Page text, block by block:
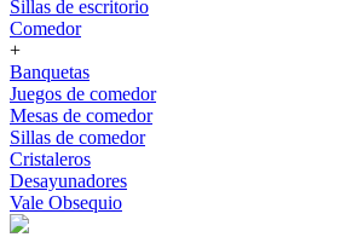
Sillas de escritorio
Comedor
+
Banquetas
Juegos de comedor
Mesas de comedor
Sillas de comedor
Cristaleros
Desayunadores
Vale Obsequio